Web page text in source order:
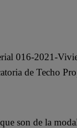
016-2021-
de Techo
son de la